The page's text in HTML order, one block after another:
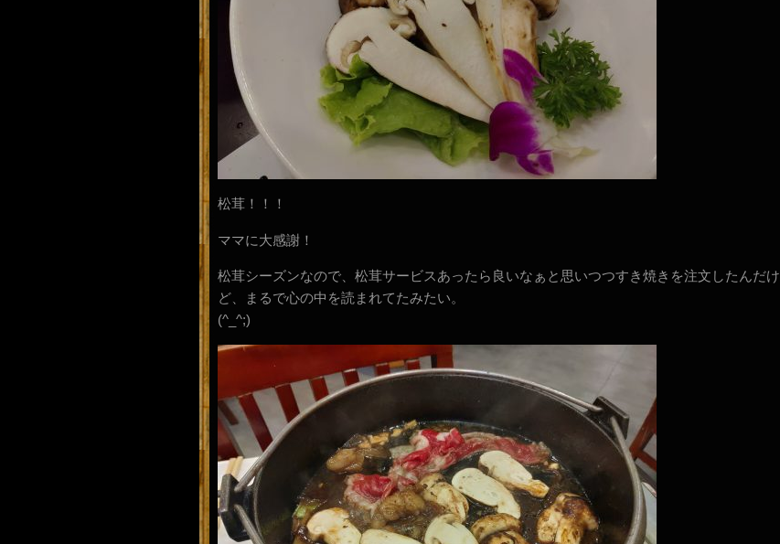
松茸！！！
ママに大感謝！
松茸シーズンなので、松茸サービスあったら良いなぁと思いつつすき焼きを注文したんだけ
ど、まるで心の中を読まれてたみたい。
(^_^;)